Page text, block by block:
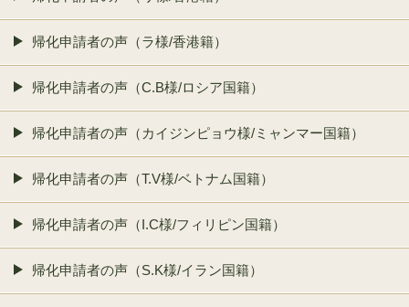
帰化申請者の声（ラ様/香港籍）
帰化申請者の声（C.B様/ロシア国籍）
帰化申請者の声（カイジンピョウ様/ミャンマー国籍）
帰化申請者の声（T.V様/ベトナム国籍）
帰化申請者の声（I.C様/フィリピン国籍）
帰化申請者の声（S.K様/イラン国籍）